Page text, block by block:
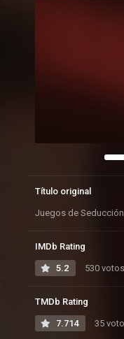
Título original
Juegos de Seducción
IMDb Rating
5.2 530 votos
TMDb Rating
7.714 35